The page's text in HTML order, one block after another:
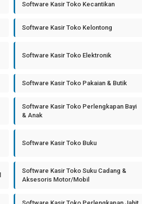
Software Kasir Toko Kecantikan
Software Kasir Toko Kelontong
Software Kasir Toko Elektronik
Software Kasir Toko Pakaian & Butik
Software Kasir Toko Perlengkapan Bayi
& Anak
Software Kasir Toko Buku
Software Kasir Toko Suku Cadang &
Aksesoris Motor/Mobil